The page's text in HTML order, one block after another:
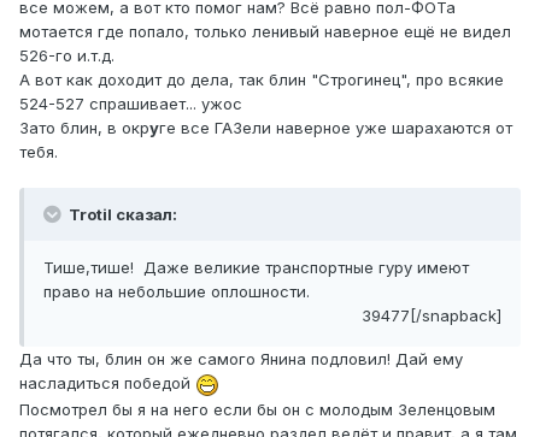
все можем, а вот кто помог нам? Всё равно пол-ФОТа
мотается где попало, только ленивый наверное ещё не видел
526-го и.т.д.
А вот как доходит до дела, так блин "Строгинец", про всякие
524-527 спрашивает... ужос
Зато блин, в округе все ГАЗели наверное уже шарахаются от
тебя.
Trotil сказал:
Тише,тише! Даже великие транспортные гуру имеют
право на небольшие оплошности.
39477[/snapback]
Да что ты, блин он же самого Янина подловил! Дай ему
насладиться победой
Посмотрел бы я на него если бы он с молодым Зеленцовым
потягался, который ежедневно раздел ведёт и правит, а я там